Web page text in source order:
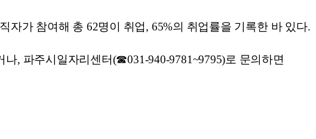
자가 참여해 총 62명이 취업, 65%의 취업률을 기록한 바 있다.
, 파주시일자리센터(☎031-940-9781~9795)로 문의하면